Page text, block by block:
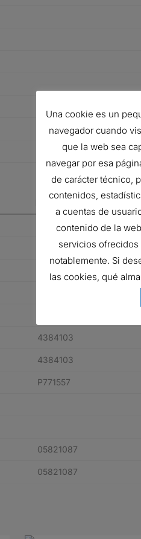
N° de pieza del fabricante
2339823
2339823
4384103
4384103
P771557
05821087
05821087
Una cookie es un
navegador cuando
que la web sea
navegar por esa
de carácter técnico,
contenidos,
a cuentas de
contenido de la
servicios ofrecidos
notablemente. Si
las cookies, qué